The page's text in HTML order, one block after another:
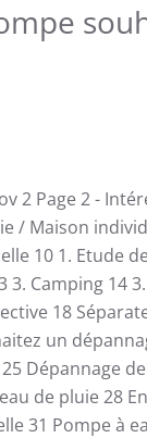
2 Page 2 -
/ Maison
10 1. Etude
3. Camping 14
18
un
25 Dépannage
de pluie 28
31 Pompe à